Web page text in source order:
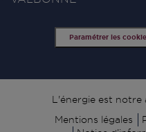
Paramétrer les
Signature
L'énergie est notre
Mentions légales